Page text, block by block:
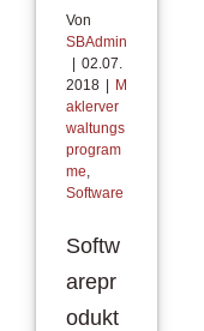
Von
SBAdmin
| 02.07.
2018 | M
aklerver
waltungs
program
me
Software
Softw
arepr
odukt